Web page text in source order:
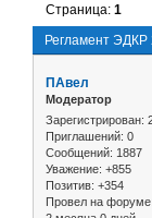
Регламент ЭДКР
Страница:1
ПАвел
Модератор
Зарегистрирован:
Приглашений: 0
Сообщений: 1887
Уважение: +855
Позитив: +354
Провел на форуме: